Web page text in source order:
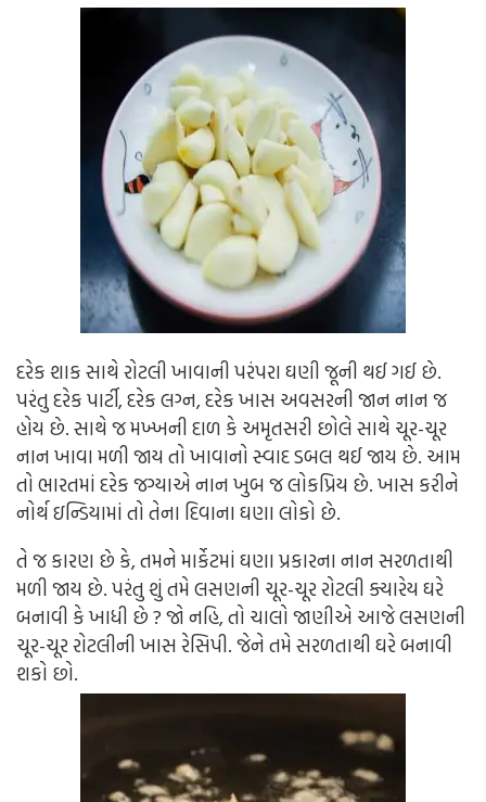
દરેક શાક સાથે રોટલી ખાવાની પરંપરા ઘણી જૂની થઈ ગઈ છે.
પરંતુ દરેક પાર્ટી, દરેક લગ્ન, દરેક ખાસ અવસરની જાન નાન જ
હોય છે. સાથે જ મખ્ખની દાળ કે અમૃતસરી છોલે સાથે ચૂર-ચૂર
નાન ખાવા મળી જાય તો ખાવાનો સ્વાદ ડબલ થઈ જાય છે. આમ
તો ભારતમાં દરેક જગ્યાએ નાન ખુબ જ લોકપ્રિય છે. ખાસ કરીને
નોર્થ ઇન્ડિયામાં તો તેના દિવાના ઘણા લોકો છે.
તે જ કારણ છે કે, તમને માર્કેટમાં ઘણા પ્રકારના નાન સરળતાથી
મળી જાય છે. પરંતુ શું તમે લસણની ચૂર-ચૂર રોટલી ક્યારેય ઘરે
બનાવી કે ખાધી છે ? જો નહિ, તો ચાલો જાણીએ આજે લસણની
ચૂર-ચૂર રોટલીની ખાસ રેસિપી. જેને તમે સરળતાથી ઘરે બનાવી
શકો છો.